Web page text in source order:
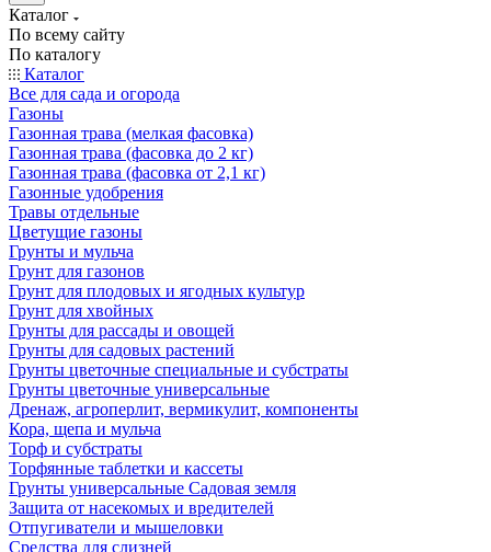
Каталог
По всему сайту
По каталогу
Каталог
Все для сада и огорода
Газоны
Газонная трава (мелкая фасовка)
Газонная трава (фасовка до 2 кг)
Газонная трава (фасовка от 2,1 кг)
Газонные удобрения
Травы отдельные
Цветущие газоны
Грунты и мульча
Грунт для газонов
Грунт для плодовых и ягодных культур
Грунт для хвойных
Грунты для рассады и овощей
Грунты для садовых растений
Грунты цветочные специальные и субстраты
Грунты цветочные универсальные
Дренаж, агроперлит, вермикулит, компоненты
Кора, щепа и мульча
Торф и субстраты
Торфянные таблетки и кассеты
Грунты универсальные Садовая земля
Защита от насекомых и вредителей
Отпугиватели и мышеловки
Средства для слизней